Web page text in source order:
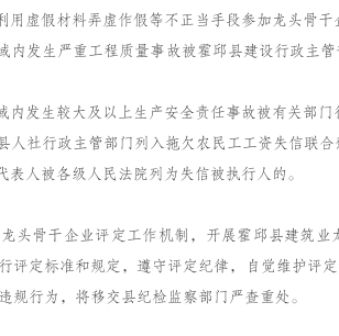
用虚假材料弄虚作假等不正当手段参加龙头骨干
内发生严重工程质量事故被霍邱县建设行政主
内发生较大及以上生产安全责任事故被有关部门
人社行政主管部门列入拖欠农民工工资失信联合
表人被各级人民法院列为失信被执行人的。
头骨干企业评定工作机制，开展霍邱县建筑
评定标准和规定，遵守评定纪律，自觉维护评
规行为，将移交县纪检监察部门严查重处。